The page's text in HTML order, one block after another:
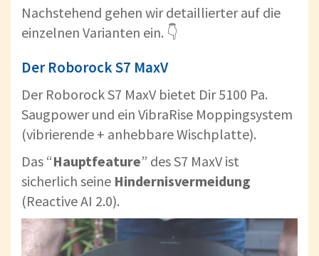
Nachstehend gehen wir detaillierter auf die
einzelnen Varianten ein. 👇
Der Roborock S7 MaxV
Der Roborock S7 MaxV bietet Dir 5100 Pa.
Saugpower und ein VibraRise Moppingsystem
(vibrierende + anhebbare Wischplatte).
Das “Hauptfeature” des S7 MaxV ist
sicherlich seine Hindernisvermeidung
(Reactive AI 2.0).